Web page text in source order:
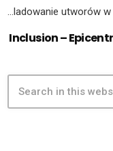
…ladowanie utworów w
Inclusion –